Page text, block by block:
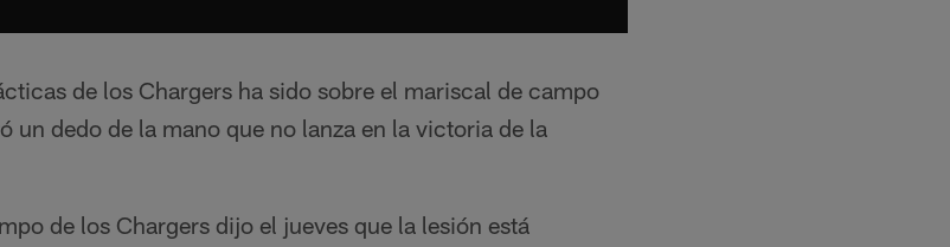
de los Chargers ha sido sobre el mariscal de campo
un dedo de la mano que no lanza en la victoria de la
de los Chargers dijo el jueves que la lesión está